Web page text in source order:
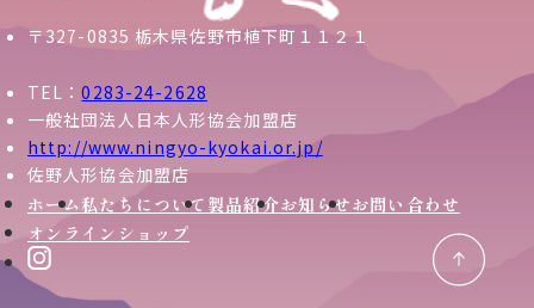
〒327-0835 栃木県佐野市植下町１１２１
TEL：0283-24-2628
一般社団法人日本人形協会加盟店
http://www.ningyo-kyokai.or.jp/
佐野人形協会加盟店
ホーム私たちについて 製品紹介お知らせお問い合わせ
オンラインショップ